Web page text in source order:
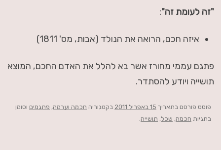
"זה לעומת זה":
איזה חכם, הרואה את הנולד (אבות, מס' 1811)
פתגם עממי מחורז אשר בא להלל את האדם החכם, המוצא
תושייה ויודע להסתדר.
פוסט פורסם בתאריך 15 באפריל 2011 בקטגוריה חכמה וערמה, פתגמים וסומן
בתגיות חכמה, שכל, תושייה.